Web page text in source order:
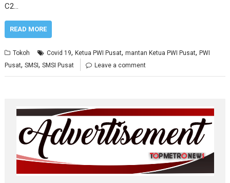
C2…
READ MORE
Tokoh Covid 19,Ketua PWI Pusat,mantan Ketua PWI Pusat,PWI
Pusat,SMSI,SMSI Pusat Leave a comment